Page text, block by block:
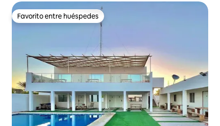
Favorito entre huéspedes
Favorito entre huéspedes